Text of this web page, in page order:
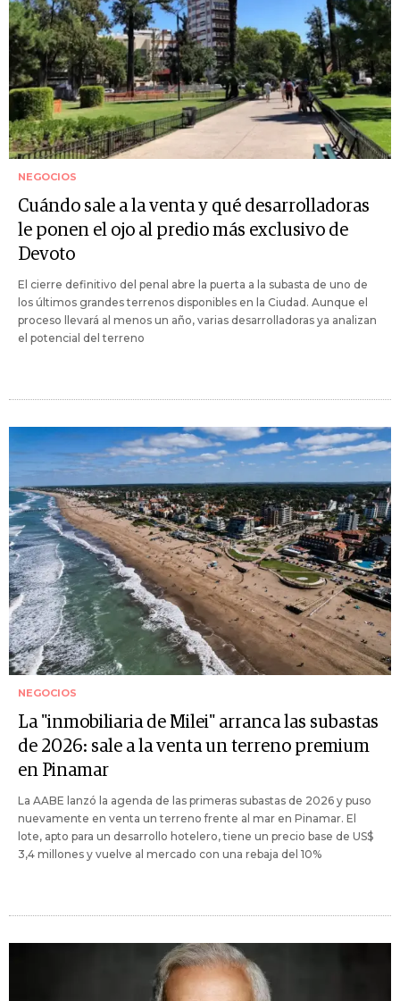
NEGOCIOS
Cuándo sale a la venta y qué desarrolladoras
le ponen el ojo al predio más exclusivo de
Devoto
El cierre definitivo del penal abre la puerta a la subasta de uno de
los últimos grandes terrenos disponibles en la Ciudad. Aunque el
proceso llevará al menos un año, varias desarrolladoras ya analizan
el potencial del terreno
NEGOCIOS
La "inmobiliaria de Milei" arranca las subastas
de 2026: sale a la venta un terreno premium
en Pinamar
La AABE lanzó la agenda de las primeras subastas de 2026 y puso
nuevamente en venta un terreno frente al mar en Pinamar. El
lote, apto para un desarrollo hotelero, tiene un precio base de US$
3,4 millones y vuelve al mercado con una rebaja del 10%